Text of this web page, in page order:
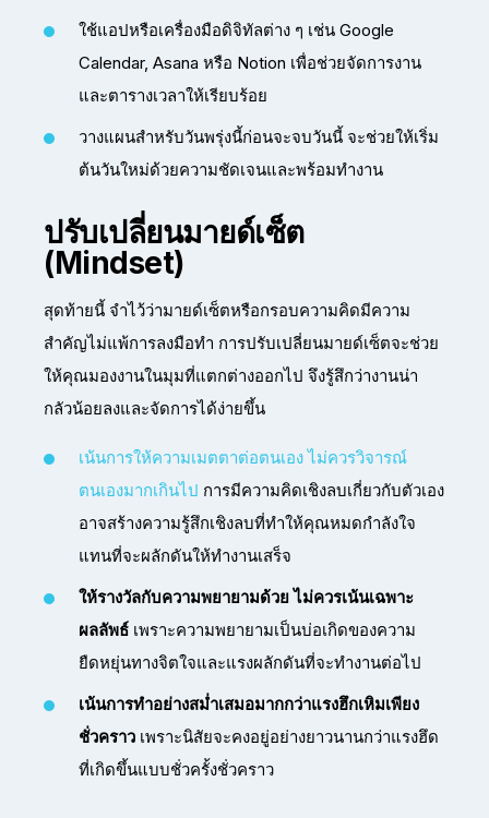
ใช้แอปหรือเครื่องมือดิจิทัลต่าง ๆ เช่น Google
Calendar, Asana หรือ Notion เพื่อช่วยจัดการงาน
และตารางเวลาให้เรียบร้อย
วางแผนสำหรับวันพรุ่งนี้ก่อนจะจบวันนี้ จะช่วยให้เริ่ม
ต้นวันใหม่ด้วยความชัดเจนและพร้อมทำงาน
ปรับเปลี่ยนมายด์เซ็ต
(Mindset)
สุดท้ายนี้ จำไว้ว่ามายด์เซ็ตหรือกรอบความคิดมีความ
สำคัญไม่แพ้การลงมือทำ การปรับเปลี่ยนมายด์เซ็ตจะช่วย
ให้คุณมองงานในมุมที่แตกต่างออกไป จึงรู้สึกว่างานน่า
กลัวน้อยลงและจัดการได้ง่ายขึ้น
เน้นการให้ความเมตตาต่อตนเอง ไม่ควรวิจารณ์
ตนเองมากเกินไป การมีความคิดเชิงลบเกี่ยวกับตัวเอง
อาจสร้างความรู้สึกเชิงลบที่ทำให้คุณหมดกำลังใจ
แทนที่จะผลักดันให้ทำงานเสร็จ
ให้รางวัลกับความพยายามด้วย ไม่ควรเน้นเฉพาะ
ผลลัพธ์ เพราะความพยายามเป็นบ่อเกิดของความ
ยืดหยุ่นทางจิตใจและแรงผลักดันที่จะทำงานต่อไป
เน้นการทำอย่างสม่ำเสมอมากกว่าแรงฮึกเหิมเพียง
ชั่วคราว เพราะนิสัยจะคงอยู่อย่างยาวนานกว่าแรงฮึด
ที่เกิดขึ้นแบบชั่วครั้งชั่วคราว